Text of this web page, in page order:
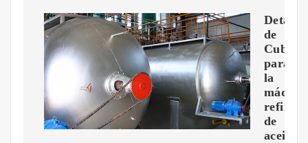
Detalles
de
Cuba
para
la
de
aceite